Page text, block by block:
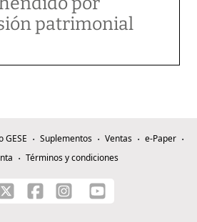
patrimonial
GESE Suplementos Ventas
e-Paper
Términos y condiciones